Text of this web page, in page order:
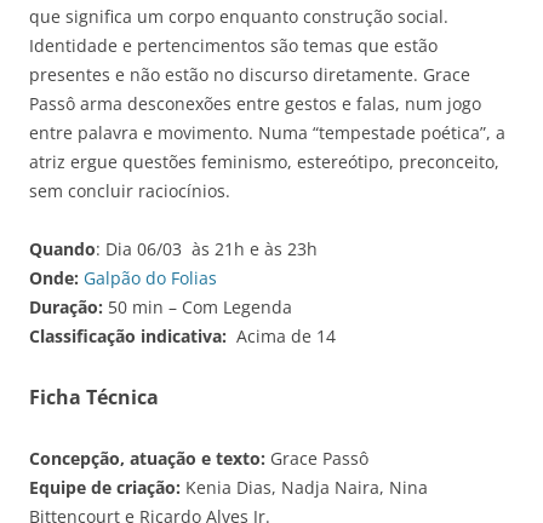
que significa um corpo enquanto construção social.
Identidade e pertencimentos são temas que estão
presentes e não estão no discurso diretamente. Grace
Passô arma desconexões entre gestos e falas, num jogo
entre palavra e movimento. Numa “tempestade poética”, a
atriz ergue questões feminismo, estereótipo, preconceito,
sem concluir raciocínios.
Quando: Dia 06/03 às 21h e às 23h
Onde: Galpão do Folias
Duração: 50 min – Com Legenda
Classificação indicativa: Acima de 14
Ficha Técnica
Concepção, atuação e texto: Grace Passô
Equipe de criação: Kenia Dias, Nadja Naira, Nina
Bittencourt e Ricardo Alves Jr.